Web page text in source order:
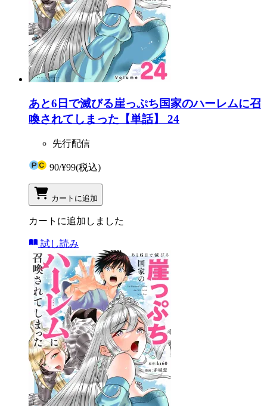
あと6日で滅びる崖っぷち国家のハーレムに召
喚されてしまった【単話】 24
先行配信
90/¥99(税込)
カートに追加
カートに追加しました
試し読み